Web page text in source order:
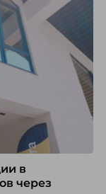
в
через